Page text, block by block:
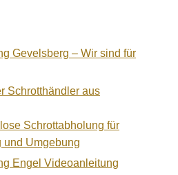
Gevelsberg – Wir sind für
Schrotthändler aus
Schrottabholung für
und Umgebung
Engel Videoanleitung